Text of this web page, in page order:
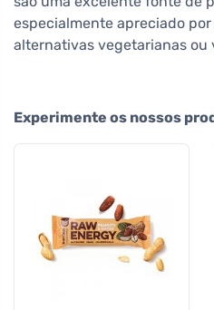
especialmente apreciado
alternativas vegetarianas ou
Experimente os nossos